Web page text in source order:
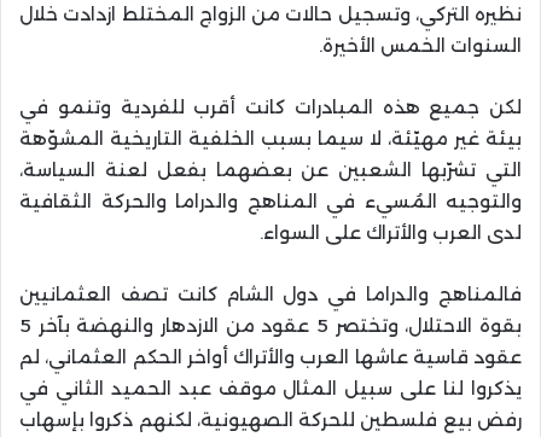
نظيره التركي، وتسجيل حالات من الزواج المختلط ازدادت خلال
السنوات الخمس الأخيرة.
لكن جميع هذه المبادرات كانت أقرب للفردية وتنمو في
بيئة غير مهيّئة، لا سيما بسبب الخلفية التاريخية المشوّهة
التي تشرّبها الشعبين عن بعضهما بفعل لعنة السياسة،
والتوجيه المُسيء في المناهج والدراما والحركة الثقافية
لدى العرب والأتراك على السواء.
فالمناهج والدراما في دول الشام كانت تصف العثمانيين
بقوة الاحتلال، وتختصر 5 عقود من الازدهار والنهضة بآخر 5
عقود قاسية عاشها العرب والأتراك أواخر الحكم العثماني، لم
يذكروا لنا على سبيل المثال موقف عبد الحميد الثاني في
رفض بيع فلسطين للحركة الصهيونية، لكنهم ذكروا بإسهاب